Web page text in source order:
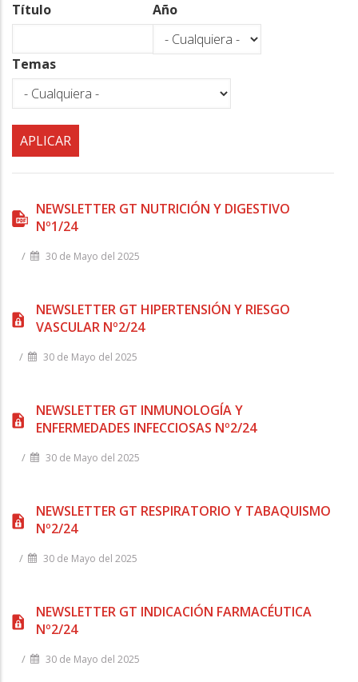
la
navegación
Título Año
Temas
NEWSLETTER GT NUTRICIÓN Y DIGESTIVO
Nº1/24
/ 30 de Mayo del 2025
NEWSLETTER GT HIPERTENSIÓN Y RIESGO
VASCULAR Nº2/24
/ 30 de Mayo del 2025
NEWSLETTER GT INMUNOLOGÍA Y
ENFERMEDADES INFECCIOSAS Nº2/24
/ 30 de Mayo del 2025
NEWSLETTER GT RESPIRATORIO Y TABAQUISMO
Nº2/24
/ 30 de Mayo del 2025
NEWSLETTER GT INDICACIÓN FARMACÉUTICA
Nº2/24
/ 30 de Mayo del 2025